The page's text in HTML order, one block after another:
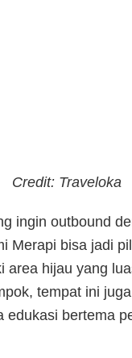
Credit: Traveloka
ingin outbound
Merapi bisa jadi
area hijau yang
tempat ini
edukasi bertema